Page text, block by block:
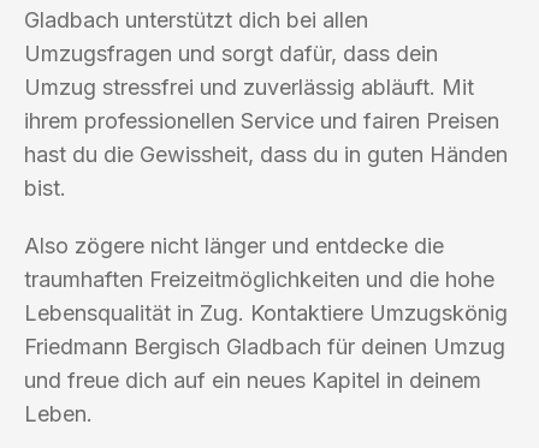
Gladbach unterstützt dich bei allen
Umzugsfragen und sorgt dafür, dass dein
Umzug stressfrei und zuverlässig abläuft. Mit
ihrem professionellen Service und fairen Preisen
hast du die Gewissheit, dass du in guten Händen
bist.
Also zögere nicht länger und entdecke die
traumhaften Freizeitmöglichkeiten und die hohe
Lebensqualität in Zug. Kontaktiere Umzugskönig
Friedmann Bergisch Gladbach für deinen Umzug
und freue dich auf ein neues Kapitel in deinem
Leben.